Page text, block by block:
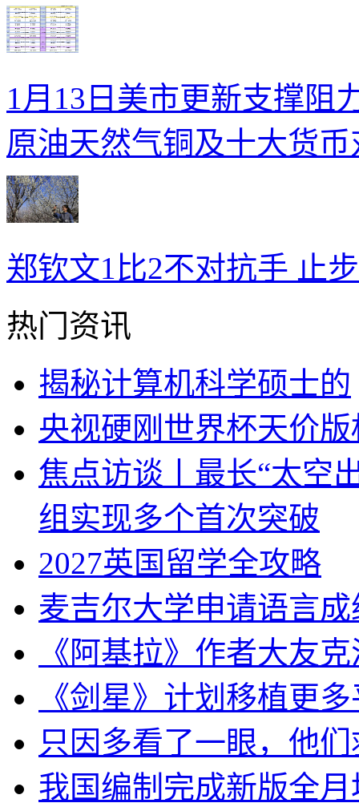
1月13日美市更新支撑阻
原油天然气铜及十大货币
郑钦文1比2不对抗手 止
热门资讯
揭秘计算机科学硕士的
央视硬刚世界杯天价
焦点访谈丨最长“太空
组实现多个首次突破
2027英国留学全攻略
麦吉尔大学申请语言
《阿基拉》作者大友
《剑星》计划移植更
只因多看了一眼，他
我国编制完成新版全